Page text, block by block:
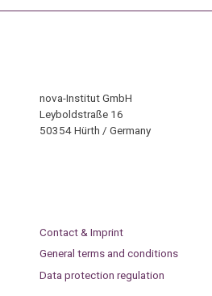
nova-Institut GmbH
Leyboldstraße 16
50354 Hürth / Germany
Contact & Imprint
General terms and conditions
Data protection regulation